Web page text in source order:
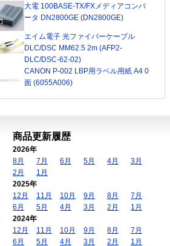
大電 100BASE-TX/FXメディアコンバ
ータ DN2800GE (DN2800GE)
エイム電子 光ファイバーケーブル
DLC/DSC MM62.5 2m (AFP2-
DLC/DSC-62-02)
CANON P-002 LBP用ラベル用紙 A4 0
面 (6055A006)
商品更新履歴
2026年
8月
7月 6月 5月 4月
3月
2月
1月
2025年
12月
11月 10月 9月 8月
7月
6月
5月 4月 3月 2月
1月
2024年
12月
11月 10月 9月 8月
7月
6月
5月 4月 3月 2月
1月